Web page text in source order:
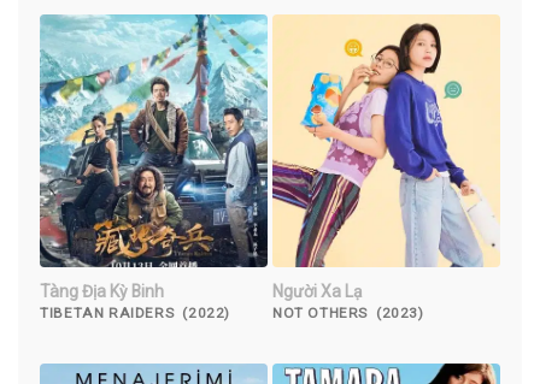
Tàng Địa Kỳ Binh
TIBETAN RAIDERS (2022)
Người Xa Lạ
NOT OTHERS (2023)